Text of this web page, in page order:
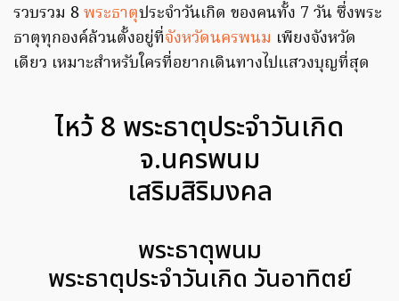
รวบรวม 8พระธาตุประจำวันเกิด ของคนทั้ง 7 วัน ซึ่งพระ
ธาตุทุกองค์ล้วนตั้งอยู่ที่จังหวัดนครพนม เพียงจังหวัด
เดียว เหมาะสำหรับใครที่อยากเดินทางไปแสวงบุญที่สุด
ไหว้ 8 พระธาตุประจำวันเกิด
จ.นครพนม
เสริมสิริมงคล
พระธาตุพนม
พระธาตุประจำวันเกิด วันอาทิตย์